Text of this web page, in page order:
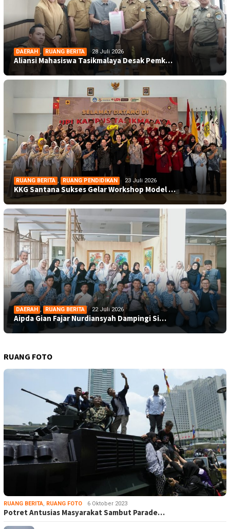
DAERAH , RUANG BERITA 28 Juli 2026
Aliansi Mahasiswa Tasikmalaya Desak Pemk…
RUANG BERITA , RUANG PENDIDIKAN 23 Juli 2026
KKG Santana Sukses Gelar Workshop Model …
DAERAH , RUANG BERITA 22 Juli 2026
Aipda Gian Fajar Nurdiansyah Dampingi Si…
RUANG FOTO
RUANG BERITA, RUANG FOTO 6 Oktober 2023
Potret Antusias Masyarakat Sambut Parade…